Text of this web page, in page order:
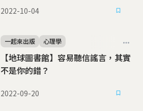
2022-10-04
【地球圖書館】容易聽信謠言，其實
不是你的錯？
一起來出版 心理學
2022-09-20